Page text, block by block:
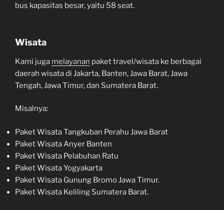
bus kapasitas besar, yaitu 58 seat.
Wisata
Kami juga melayanan paket travel/wisata ke berbagai
daerah wisata di Jakarta, Banten, Jawa Barat, Jawa
Tengah, Jawa Timur, dan Sumatera Barat.
Misalnya:
Paket Wisata Tangkuban Perahu Jawa Barat
Paket Wisata Anyer Banten
Paket Wisata Pelabuhan Ratu
Paket Wisata Yogyakarta
Paket Wisata Gunung Bromo Jawa Timur.
Paket Wisata Keliling Sumatera Barat.